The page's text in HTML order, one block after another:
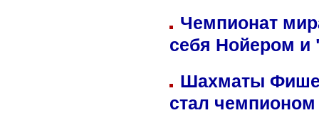
Чемпионат
себя Нойером и
Шахматы
стал